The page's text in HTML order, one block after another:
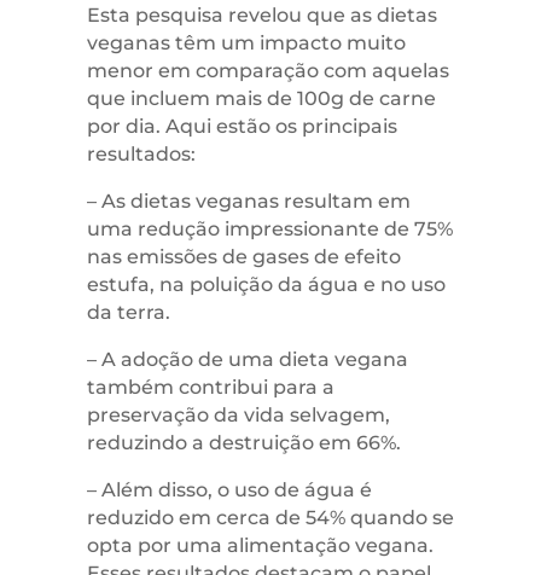
Esta pesquisa revelou que as dietas
veganas têm um impacto muito
menor em comparação com aquelas
que incluem mais de 100g de carne
por dia. Aqui estão os principais
resultados:
– As dietas veganas resultam em
uma redução impressionante de 75%
nas emissões de gases de efeito
estufa, na poluição da água e no uso
da terra.
– A adoção de uma dieta vegana
também contribui para a
preservação da vida selvagem,
reduzindo a destruição em 66%.
– Além disso, o uso de água é
reduzido em cerca de 54% quando se
opta por uma alimentação vegana.